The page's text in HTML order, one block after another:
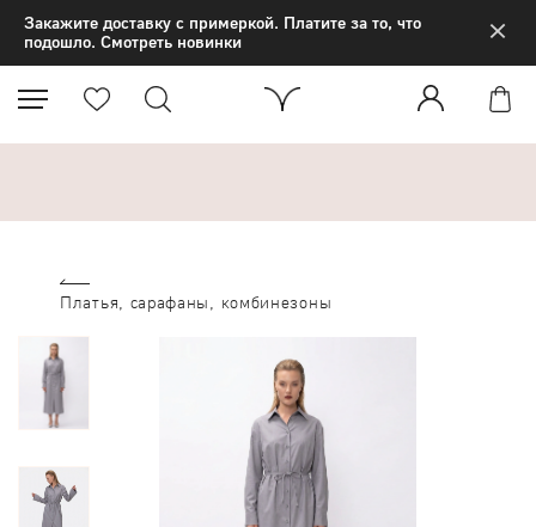
Закажите доставку с примеркой. Платите за то, что
подошло. Смотреть новинки
×
Платья, сарафаны, комбинезоны